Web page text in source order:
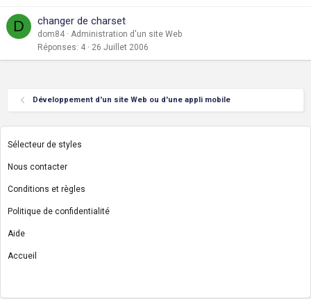
D changer de charset
dom84
Administration d'un site Web
Réponses 4 26 Juillet 2006
Développement d'un site Web ou d'une appli mobile
Sélecteur de styles
Nous contacter
Conditions et règles
Politique de confidentialité
Aide
Accueil